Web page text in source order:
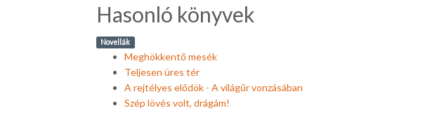
Hasonló könyvek
Novellák
Meghökkentő mesék
Teljesen üres tér
A rejtélyes elődök - A világűr vonzásában
Szép lövés volt, drágám!